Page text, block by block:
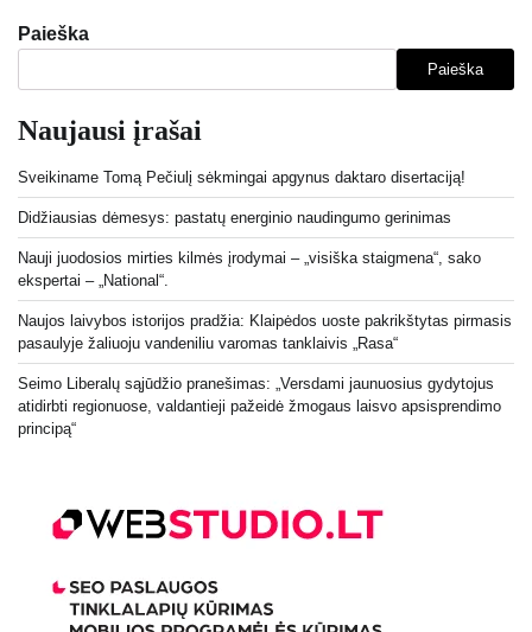
Paieška
Paieška
Naujausi įrašai
Sveikiname Tomą Pečiulį sėkmingai apgynus daktaro disertaciją!
Didžiausias dėmesys: pastatų energinio naudingumo gerinimas
Nauji juodosios mirties kilmės įrodymai – „visiška staigmena“, sako
ekspertai – „National“.
Naujos laivybos istorijos pradžia: Klaipėdos uoste pakrikštytas pirmasis
pasaulyje žaliuoju vandeniliu varomas tanklaivis „Rasa“
Seimo Liberalų sąjūdžio pranešimas: „Versdami jaunuosius gydytojus
atidirbti regionuose, valdantieji pažeidė žmogaus laisvo apsisprendimo
principą“